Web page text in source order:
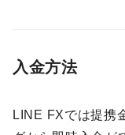
入金方法
LINE FXでは提携